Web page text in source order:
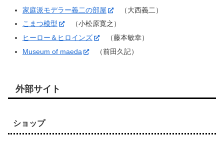
家庭派モデラー義二の部屋
（大西義二）
こまつ模型
（小松原寛之）
ヒーロー＆ヒロインズ
（藤本敏幸）
Museum of maeda
（前田久記）
外部サイト
ショップ